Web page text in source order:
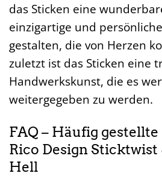
das Sticken eine
einzigartige und
gestalten, die von Herzen
zuletzt ist das Sticken eine
Handwerkskunst, die es
weitergegeben zu werden.
FAQ – Häufig
Rico Design
Hell